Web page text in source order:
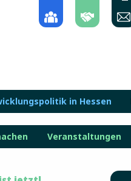
in Hessen
Veranstaltungen